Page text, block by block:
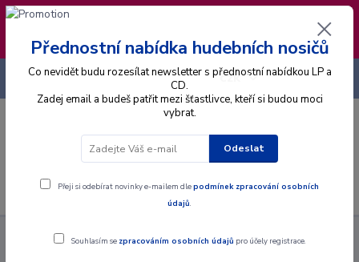
❣️ Od 4.8. do 13.8. čerpám dovolenou. Datum
expedice objednávek se posouvá na pátek
14.8.2026 🐋
Menu
CZK
+420 725 736 293
Alba CD
Spandau Ballet - Gold - The Best Of Spandau
Přednostní nabídka hudebních nosičů
Co nevidět budu rozesílat newsletter s přednostní nabídkou LP a
CD.
Zadej email a budeš patřit mezi šťastlivce, kteří si budou moci
vybrat.
Odeslat
Přeji si odebírat novinky e-mailem dlepodmínek zpracování osobních
údajů.
Souhlasím se zpracováním osobních údajů pro účely registrace.